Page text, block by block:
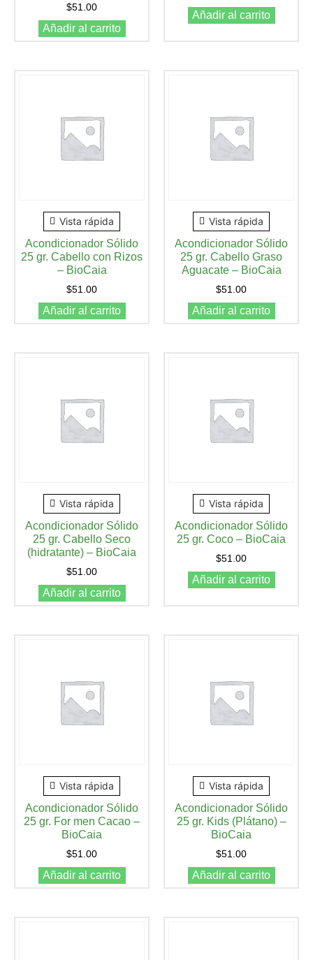
$51.00
Añadir al carrito
Añadir al carrito
Vista rápida
Acondicionador Sólido
25 gr. Cabello con Rizos
– BioCaia
$51.00
Añadir al carrito
Vista rápida
Acondicionador Sólido
25 gr. Cabello Graso
Aguacate – BioCaia
$51.00
Añadir al carrito
Vista rápida
Acondicionador Sólido
25 gr. Cabello Seco
(hidratante) – BioCaia
$51.00
Añadir al carrito
Vista rápida
Acondicionador Sólido
25 gr. Coco – BioCaia
$51.00
Añadir al carrito
Vista rápida
Acondicionador Sólido
25 gr. For men Cacao –
BioCaia
$51.00
Añadir al carrito
Vista rápida
Acondicionador Sólido
25 gr. Kids (Plátano) –
BioCaia
$51.00
Añadir al carrito